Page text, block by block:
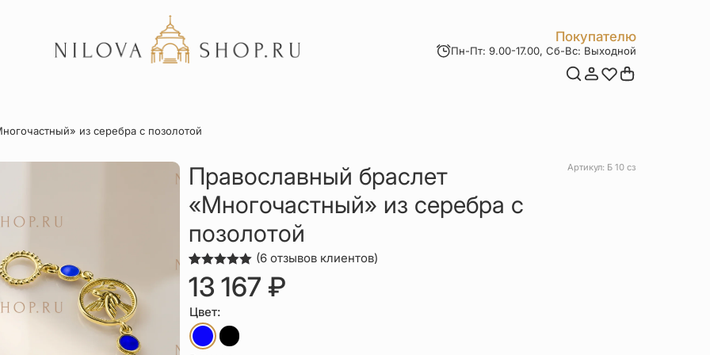
Покупателю
Пн-Пт: 9.00-17.00, Сб-Вс: Выходной
Акции
Статьи
из серебра с позолотой
Православный браслет
«Многочастный» из серебра с
позолотой
Артикул: Б 10 сз
Рейтинг
5.00из 5
на основе
опроса
6
пользователей
(6отзывов клиентов)
13 167 ₽
Цвет: